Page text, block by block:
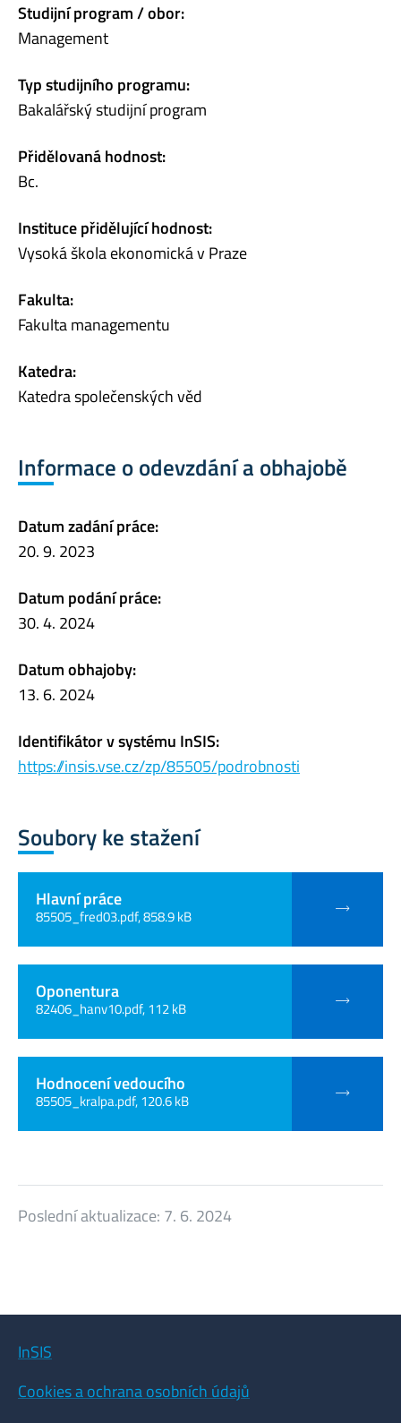
Studijní program / obor:
Management
Typ studijního programu:
Bakalářský studijní program
Přidělovaná hodnost:
Bc.
Instituce přidělující hodnost:
Vysoká škola ekonomická v Praze
Fakulta:
Fakulta managementu
Katedra:
Katedra společenských věd
Informace o odevzdání a obhajobě
Datum zadání práce:
20. 9. 2023
Datum podání práce:
30. 4. 2024
Datum obhajoby:
13. 6. 2024
Identifikátor v systému InSIS:
https://insis.vse.cz/zp/85505/podrobnosti
Soubory ke stažení
Hlavní práce
85505_fred03.pdf, 858.9 kB
Oponentura
82406_hanv10.pdf, 112 kB
Hodnocení vedoucího
85505_kralpa.pdf, 120.6 kB
Poslední aktualizace: 7. 6. 2024
InSIS
Cookies a ochrana osobních údajů